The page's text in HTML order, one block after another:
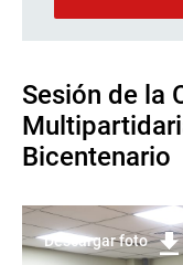
Sesión de la
Bicentenario
Descargar foto